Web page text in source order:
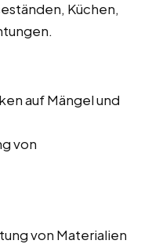
Küchen,
auf Mängel und
von
von Materialien